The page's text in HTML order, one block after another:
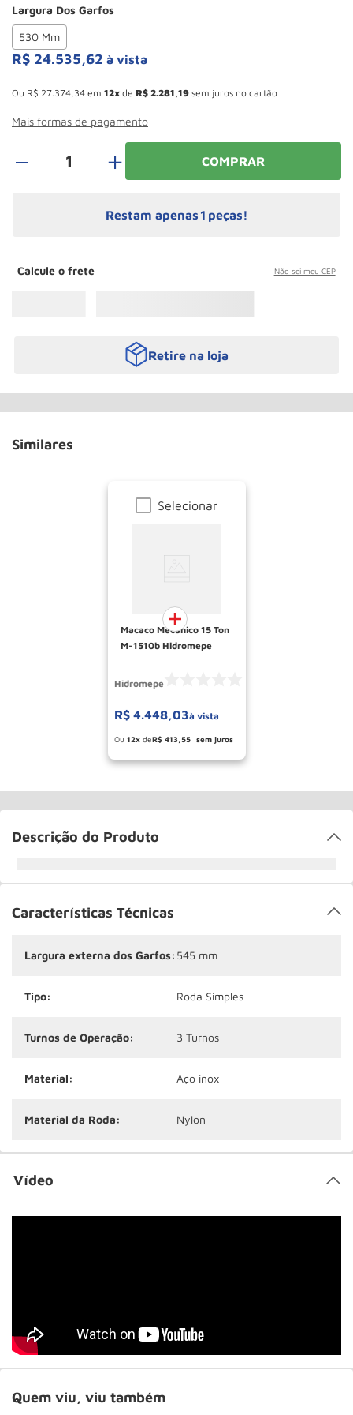
Largura Dos Garfos
530 Mm
R$ 24.535,62 à vista
Ou R$ 27.374 34 em 12 de R$ 2.281 19 sem juros no cartão
Mais formas de pagamento
＋ COMPRAR
Restam apenas 1 peças!
Calcule o frete Não sei meu CEP
Retire na loja
Similares
Selecionar
Macaco Mecanico 15 Ton
M-1510b Hidromepe
Hidromepe
R$ 4.448,03à vista
pagando no boleto
12 R$ 413 ,55
Descrição do Produto
Características Técnicas
Largura externa dos Garfos: 545 mm
Tipo: Roda Simples
Turnos de Operação: 3 Turnos
Material: Aço inox
Material da Roda: Nylon
Vídeo
Quem viu, viu também
10º Paleteira